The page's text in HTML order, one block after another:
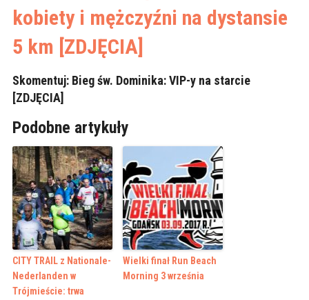
kobiety i mężczyźni na dystansie
5 km [ZDJĘCIA]
Skomentuj: Bieg św. Dominika: VIP-y na starcie
[ZDJĘCIA]
Podobne artykuły
CITY TRAIL z Nationale-
Nederlanden w
Trójmieście: trwa
Wielki finał Run Beach
Morning 3 września